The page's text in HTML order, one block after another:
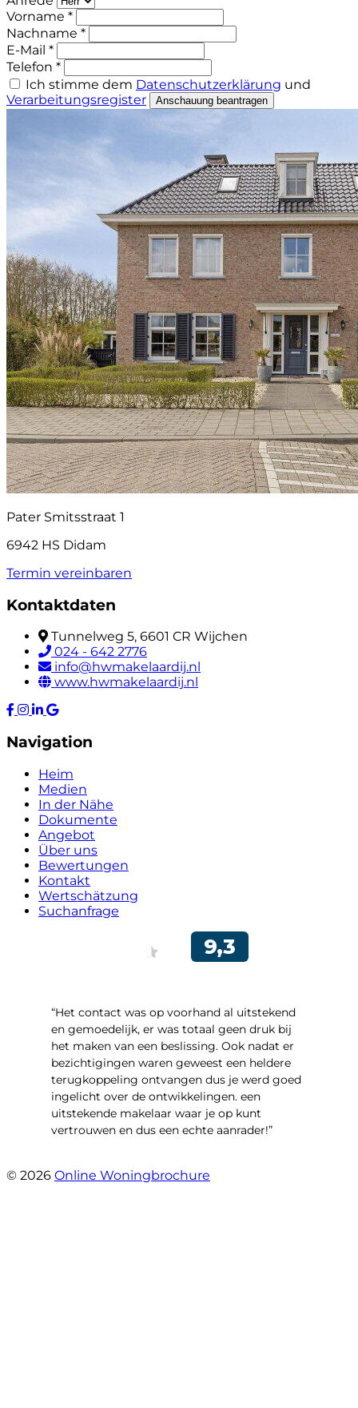
Vorname *
Nachname *
E-Mail *
Telefon *
Ich stimme dem Datenschutzerklärung und
Verarbeitungsregister
Anschauung beantragen
Pater Smitsstraat 1
6942 HS Didam
Termin vereinbaren
Kontaktdaten
Tunnelweg 5, 6601 CR Wijchen
024 - 642 2776
info@hwmakelaardij.nl
www.hwmakelaardij.nl
Navigation
Heim
Medien
In der Nähe
Dokumente
Angebot
Über uns
Bewertungen
Kontakt
Wertschätzung
Suchanfrage
“Het contact was op voorhand al uitstekend
en gemoedelijk, er was totaal geen druk bij
het maken van een beslissing. Ook nadat er
bezichtigingen waren geweest een heldere
terugkoppeling ontvangen dus je werd goed
ingelicht over de ontwikkelingen. een
uitstekende makelaar waar je op kunt
vertrouwen en dus een echte aanrader!”
© 2026 Online Woningbrochure